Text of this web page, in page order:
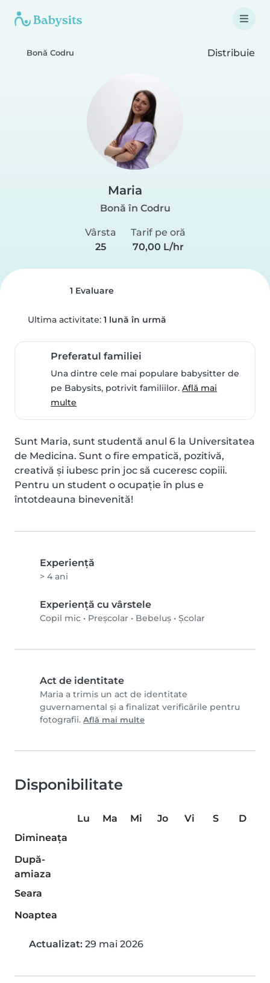
Bonă Codru Distribuie
Maria
Bonă în Codru
Vârsta
25
Tarif pe oră
70,00 L/hr
1 Evaluare
Ultima activitate: 1 lună în urmă
Preferatul familiei
Una dintre cele mai populare babysitter de
pe Babysits, potrivit familiilor.Află mai
multe
Sunt Maria, sunt studentă anul 6 la Universitatea
de Medicina. Sunt o fire empatică, pozitivă,
creativă și iubesc prin joc să cuceresc copiii.
Pentru un student o ocupație în plus e
întotdeauna binevenită!
Experienţă
> 4 ani
Experiență cu vârstele
Copil mic • Preșcolar • Bebeluș • Școlar
Act de identitate
Maria a trimis un act de identitate
guvernamental și a finalizat verificările pentru
fotografii. Află mai multe
Disponibilitate
Lu Ma Mi Jo Vi S
D
Dimineaţa
După-
amiaza
Seara
Noaptea
Actualizat: 29 mai 2026